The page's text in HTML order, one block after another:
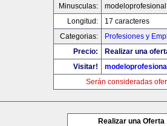
Minusculas:
Longitud:
17 caracteres
Categorias:
Profesiones y
Precio:
Realizar una
Visitar!
Serán consideradas
Realizar una Oferta